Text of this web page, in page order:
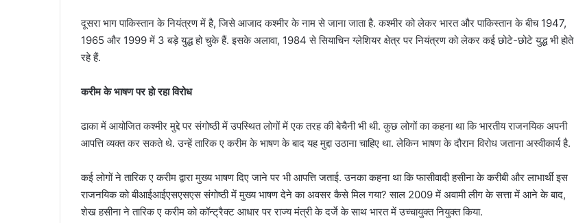
दूसरा भाग पाकिस्तान के नियंत्रण में है, जिसे आजाद कश्मीर के नाम से जाना जाता है. कश्मीर को लेकर भारत और पाकिस्तान के बीच 1947,
1965 और 1999 में 3 बड़े युद्ध हो चुके हैं. इसके अलावा, 1984 से सियाचिन ग्लेशियर क्षेत्र पर नियंत्रण को लेकर कई छोटे-छोटे युद्ध भी होते
रहे हैं.
करीम के भाषण पर हो रहा विरोध
ढाका में आयोजित कश्मीर मुद्दे पर संगोष्ठी में उपस्थित लोगों में एक तरह की बेचैनी भी थी. कुछ लोगों का कहना था कि भारतीय राजनयिक अपनी
आपत्ति व्यक्त कर सकते थे. उन्हें तारिक ए करीम के भाषण के बाद यह मुद्दा उठाना चाहिए था. लेकिन भाषण के दौरान विरोध जताना अस्वीकार्य है.
कई लोगों ने तारिक ए करीम द्वारा मुख्य भाषण दिए जाने पर भी आपत्ति जताई. उनका कहना था कि फासीवादी हसीना के करीबी और लाभार्थी इस
राजनयिक को बीआईआईएसएसएस संगोष्ठी में मुख्य भाषण देने का अवसर कैसे मिल गया? साल 2009 में अवामी लीग के सत्ता में आने के बाद,
शेख हसीना ने तारिक ए करीम को कॉन्ट्रैक्ट आधार पर राज्य मंत्री के दर्जे के साथ भारत में उच्चायुक्त नियुक्त किया.